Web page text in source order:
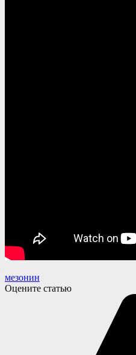
мезонин
Оцените статью